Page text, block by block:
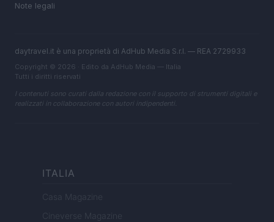
Note legali
daytravel.it è una proprietà di AdHub Media S.r.l. — REA 2729933
Copyright © 2026 · Edito da AdHub Media — Italia
Tutti i diritti riservati
I contenuti sono curati dalla redazione con il supporto di strumenti digitali e
realizzati in collaborazione con autori indipendenti.
ITALIA
Casa Magazine
Cineverse Magazine